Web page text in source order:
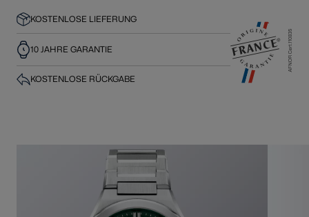
KOSTENLOSE LIEFERUNG
10 JAHRE GARANTIE
KOSTENLOSE RÜCKGABE